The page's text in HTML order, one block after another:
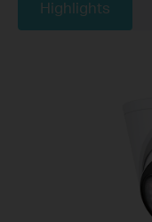
Highlights